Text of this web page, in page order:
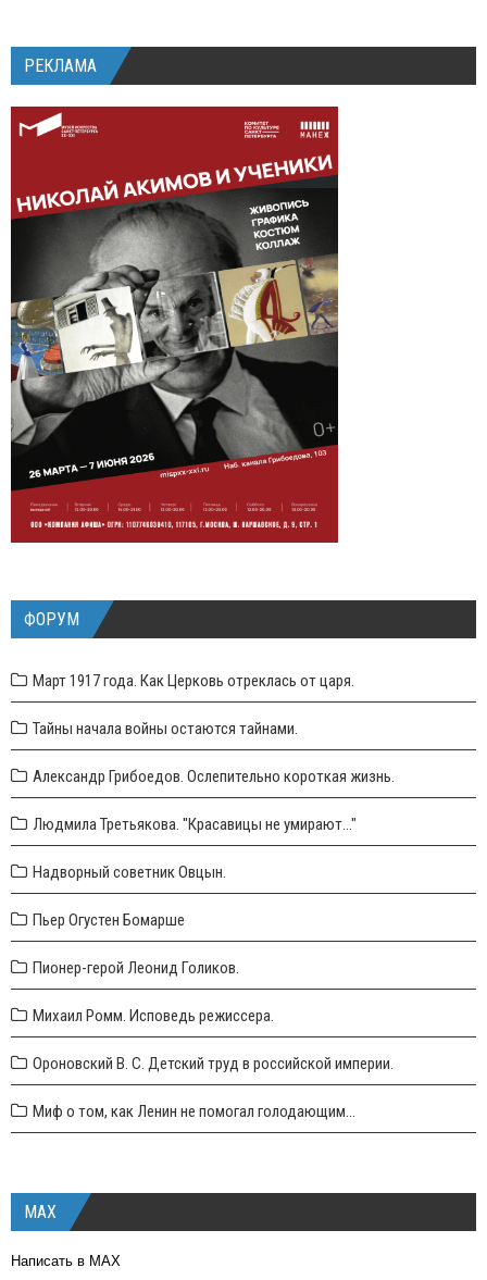
РЕКЛАМА
ФОРУМ
Март 1917 года. Как Церковь отреклась от царя.
Тайны начала войны остаются тайнами.
Александр Грибоедов. Ослепительно короткая жизнь.
Людмила Третьякова. "Красавицы не умирают..."
Надворный советник Овцын.
Пьер Огустен Бомарше
Пионер-герой Леонид Голиков.
Михаил Ромм. Исповедь режиссера.
Ороновский В. С. Детский труд в российской империи.
Миф о том, как Ленин не помогал голодающим...
MAX
Написать в MAX